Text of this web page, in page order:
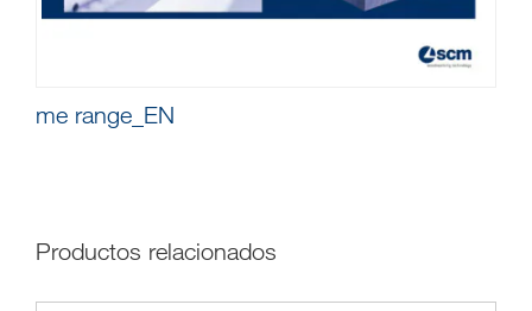
me range_EN
Productos relacionados